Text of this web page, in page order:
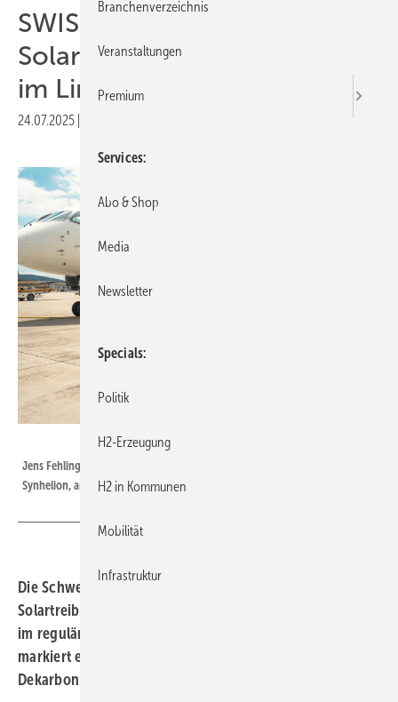
SWISS setzt erstmals
Solartreibstoff von Synhelion
im Linienflug ein
24.07.2025
Jens Fehlinger, CEO of SWISS, Philipp Furler, Co-CEO and co-founder of
Synhelion, and the cabin crew at the first delivery of the solar aviation fuel.
Die Schweizer Fluggesellschaft SWISS hat erstmals
Solartreibstoff des Cleantech-Unternehmens Synhelion
im regulären Flugbetrieb eingesetzt. Die Lieferung
markiert einen technologischen Meilenstein für die
Dekarbonisierung der Luftfahrt.
Branchenverzeichnis
Veranstaltungen
Premium
Services
Abo & Shop
Media
Newsletter
Specials
Politik
H2-Erzeugung
H2 in Kommunen
Mobilität
Infrastruktur